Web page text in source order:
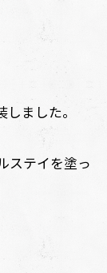
ました。
ステイを塗っ